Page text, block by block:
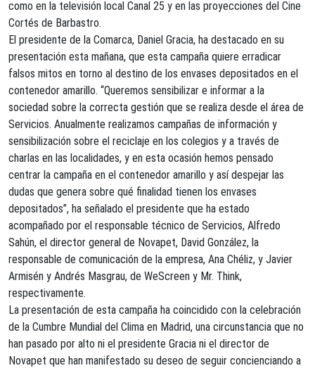
como en la televisión local Canal 25 y en las proyecciones del Cine
Cortés de Barbastro.
El presidente de la Comarca, Daniel Gracia, ha destacado en su
presentación esta mañana, que esta campaña quiere erradicar
falsos mitos en torno al destino de los envases depositados en el
contenedor amarillo. “Queremos sensibilizar e informar a la
sociedad sobre la correcta gestión que se realiza desde el área de
Servicios. Anualmente realizamos campañas de información y
sensibilización sobre el reciclaje en los colegios y a través de
charlas en las localidades, y en esta ocasión hemos pensado
centrar la campaña en el contenedor amarillo y así despejar las
dudas que genera sobre qué finalidad tienen los envases
depositados”, ha señalado el presidente que ha estado
acompañado por el responsable técnico de Servicios, Alfredo
Sahún, el director general de Novapet, David González, la
responsable de comunicación de la empresa, Ana Chéliz, y Javier
Armisén y Andrés Masgrau, de WeScreen y Mr. Think,
respectivamente.
La presentación de esta campaña ha coincidido con la celebración
de la Cumbre Mundial del Clima en Madrid, una circunstancia que no
han pasado por alto ni el presidente Gracia ni el director de
Novapet que han manifestado su deseo de seguir concienciando a